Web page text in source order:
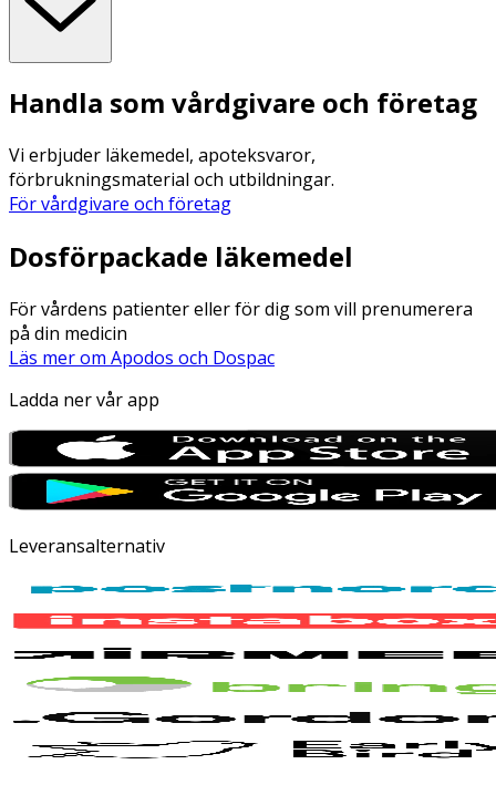
Handla som vårdgivare och företag
Vi erbjuder läkemedel, apoteksvaror,
förbrukningsmaterial och utbildningar.
För vårdgivare och företag
Dosförpackade läkemedel
För vårdens patienter eller för dig som vill prenumerera
på din medicin
Läs mer om Apodos och Dospac
Ladda ner vår app
Leveransalternativ